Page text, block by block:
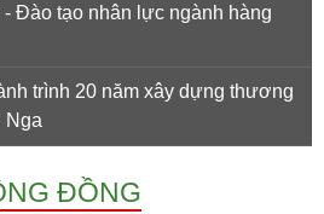
Đào tạo nhân lực ngành hàng
trình 20 năm xây dựng thương
Nga
ĐỒNG